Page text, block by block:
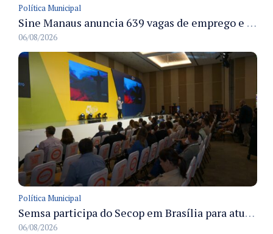
Política Municipal
Sine Manaus anuncia 639 vagas de emprego e atendimento presencial nesta sexta 7/8
06/08/2026
Política Municipal
Semsa participa do Secop em Brasília para atualizar tecnologia e modernizar gestão pública
06/08/2026